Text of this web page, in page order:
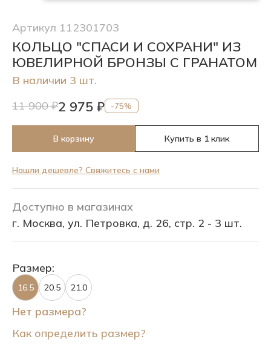
Артикул 112301703
КОЛЬЦО "СПАСИ И СОХРАНИ" ИЗ
ЮВЕЛИРНОЙ БРОНЗЫ С ГРАНАТОМ
В наличии 3 шт.
11 900 ₽2 975 ₽ -75%
В корзину Купить в 1 клик
Нашли дешевле? Свяжитесь с нами
Доступно в магазинах
г. Москва, ул. Петровка, д. 26, стр. 2 - 3 шт.
Размер:
16.5 20.5 21.0
Нет размера?
Как определить размер?